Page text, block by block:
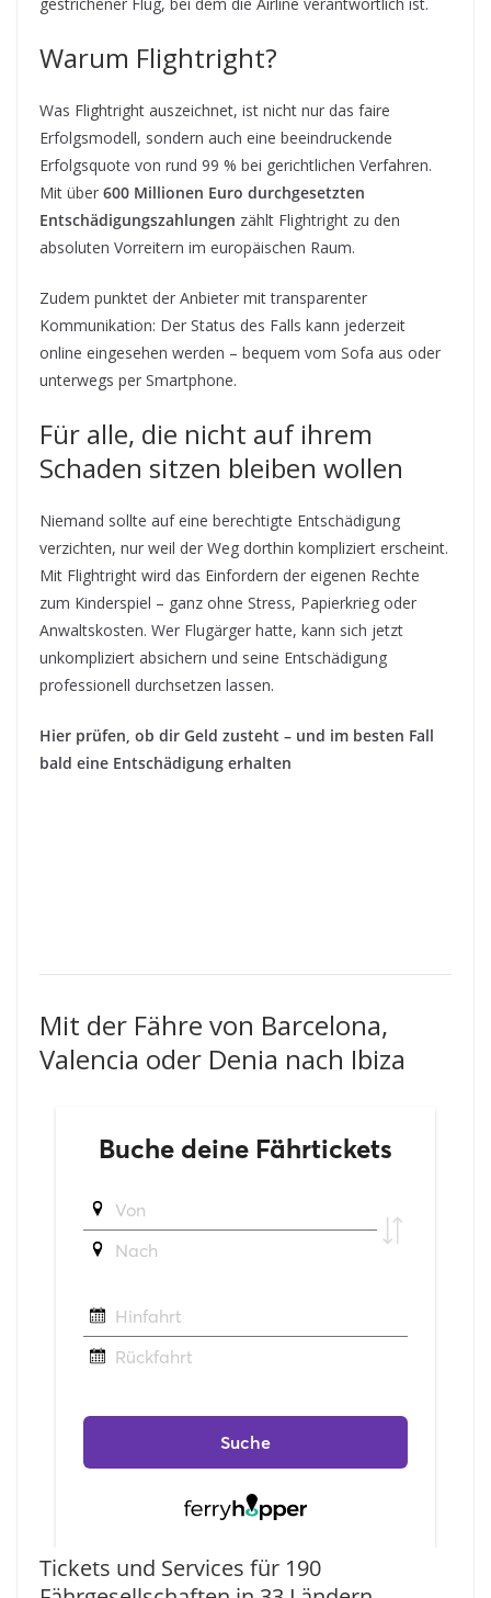
Warum Flightright?
Was Flightright auszeichnet, ist nicht nur das faire
Erfolgsmodell, sondern auch eine beeindruckende
Erfolgsquote von rund 99 % bei gerichtlichen Verfahren.
Mit über 600 Millionen Euro durchgesetzten
Entschädigungszahlungen zählt Flightright zu den
absoluten Vorreitern im europäischen Raum.
Zudem punktet der Anbieter mit transparenter
Kommunikation: Der Status des Falls kann jederzeit
online eingesehen werden – bequem vom Sofa aus oder
unterwegs per Smartphone.
Für alle, die nicht auf ihrem
Schaden sitzen bleiben wollen
Niemand sollte auf eine berechtigte Entschädigung
verzichten, nur weil der Weg dorthin kompliziert erscheint.
Mit Flightright wird das Einfordern der eigenen Rechte
zum Kinderspiel – ganz ohne Stress, Papierkrieg oder
Anwaltskosten. Wer Flugärger hatte, kann sich jetzt
unkompliziert absichern und seine Entschädigung
professionell durchsetzen lassen.
Hier prüfen, ob dir Geld zusteht – und im besten Fall
bald eine Entschädigung erhalten
Mit der Fähre von Barcelona,
Valencia oder Denia nach Ibiza
Tickets und Services für 190